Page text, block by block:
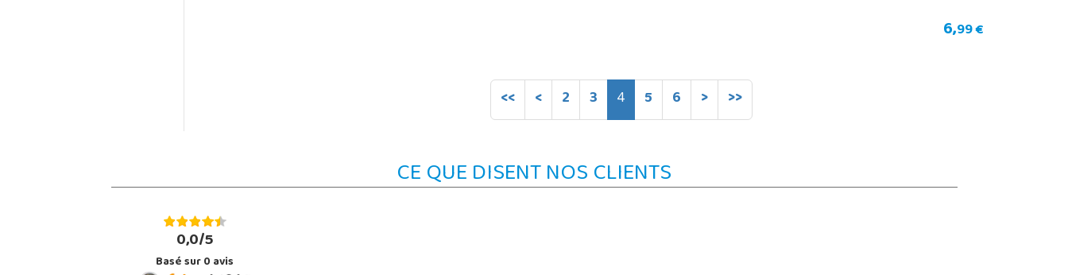
6,99 €
<< < 2 3 4 5 6 > >>
CE QUE DISENT NOS CLIENTS
0,0/5
Basé sur0avis